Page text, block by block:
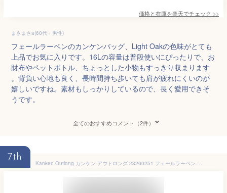
価格と在庫を楽天でチェック >>
まさまさa(60代・男性)
フェールラーベンのカンケンバッグ、Light Oakの色味がとても
上品でお気に入りです。16Lの容量は普段使いにぴったりで、お
財布やペットボトル、ちょっとした小物もすっきり収まります
。背負い心地も良く、長時間持ち歩いても肩が疲れにくいのが
嬉しいですね。素材もしっかりしているので、長く愛用できそ
うです。
全てのおすすめコメント（2件）
7th
Kanken Outlong カンケン アウトロング 23200251 フェールラーベン カンケンリュック カンケン リュック カンケンバッグ 18l 大容量 ブランド FJALLRAVEN メンズ レディース 通勤 通学 カジュアル ビジネス 防災 pc パソコン a4 ブラック 黒 鞄 バッグ 2026 冬 春 春夏